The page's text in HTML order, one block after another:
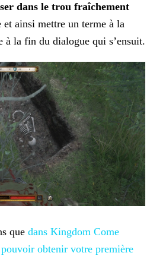
dans le trou fraîchement
et ainsi mettre un terme à la
à la fin du dialogue qui s’ensuit.
que dans Kingdom Come
obtenir votre première